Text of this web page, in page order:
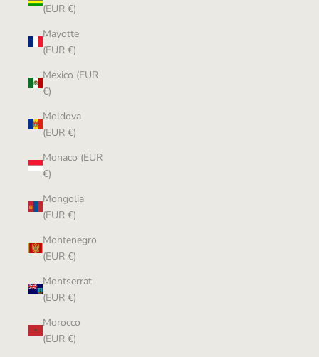
(EUR €)
Mayotte
(EUR €)
Mexico (EUR
€)
Moldova
(EUR €)
Monaco (EUR
€)
Mongolia
(EUR €)
Montenegro
(EUR €)
Montserrat
(EUR €)
Morocco
(EUR €)